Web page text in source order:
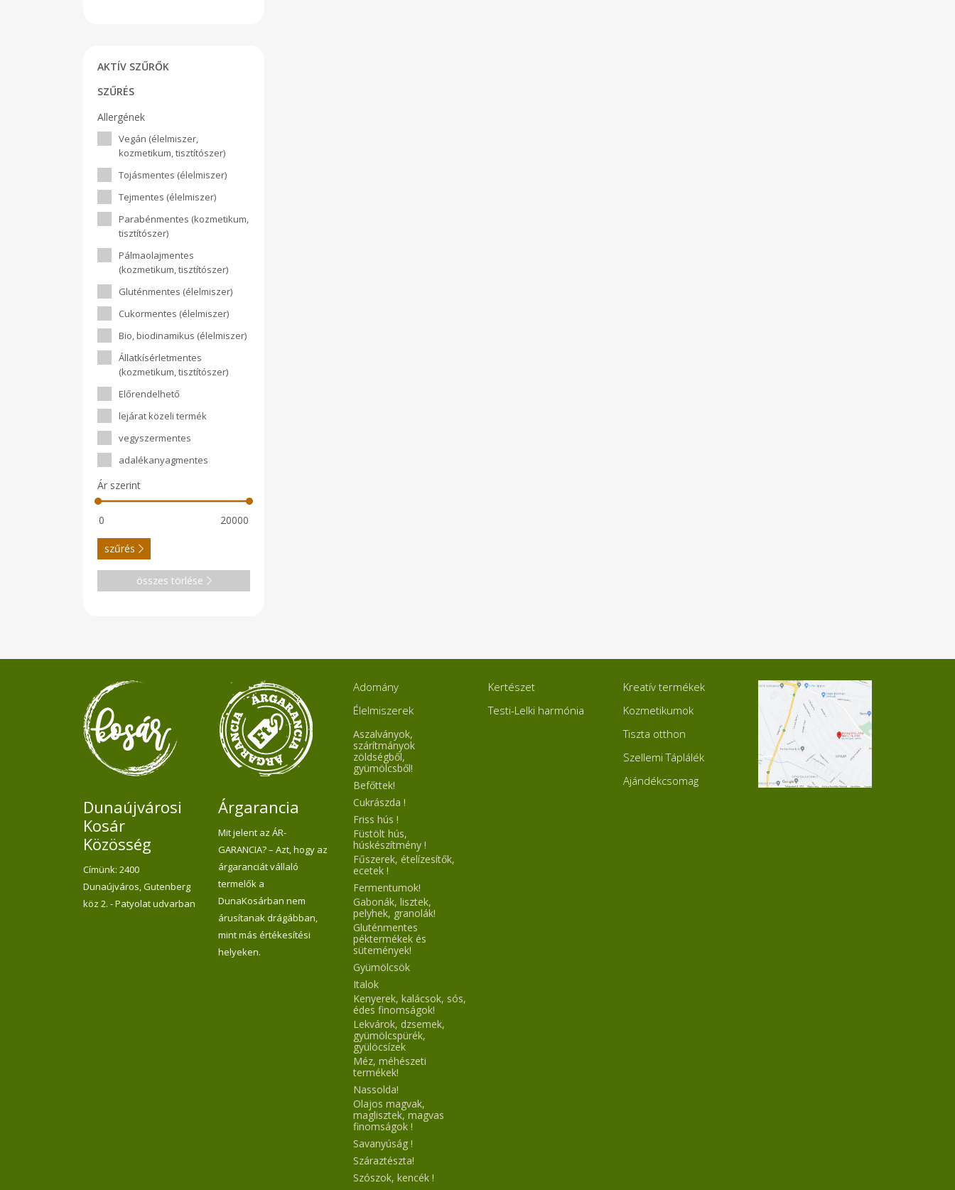
AKTÍV SZŰRŐK
SZŰRÉS
Allergének
Vegán (élelmiszer,
kozmetikum, tisztítószer)
Tojásmentes (élelmiszer)
Tejmentes (élelmiszer)
Parabénmentes (kozmetikum,
tisztítószer)
Pálmaolajmentes
(kozmetikum, tisztítószer)
Gluténmentes (élelmiszer)
Cukormentes (élelmiszer)
Bio, biodinamikus (élelmiszer)
Állatkísérletmentes
(kozmetikum, tisztítószer)
Előrendelhető
lejárat közeli termék
vegyszermentes
adalékanyagmentes
Ár szerint
szűrés
összes törlése
Dunaújvárosi
Kosár
Közösség
Címünk: 2400
Dunaújváros, Gutenberg
köz 2. - Patyolat udvarban
Árgarancia
Mit jelent az ÁR-
GARANCIA? – Azt, hogy az
árgaranciát vállaló
termelők a
DunaKosárban nem
árusítanak drágábban,
mint más értékesítési
helyeken.
Adomány
Élelmiszerek
Aszalványok,
szárítmányok
zöldségből,
gyümölcsből!
Befőttek!
Cukrászda !
Friss hús !
Füstölt hús,
húskészítmény !
Fűszerek, ételízesítők,
ecetek !
Fermentumok!
Gabonák, lisztek,
pelyhek, granolák!
Gluténmentes
péktermékek és
sütemények!
Gyümölcsök
Italok
Kenyerek, kalácsok, sós,
édes finomságok!
Lekvárok, dzsemek,
gyümölcspürék,
gyülöcsízek
Méz, méhészeti
termékek!
Nassolda!
Olajos magvak,
maglisztek, magvas
finomságok !
Savanyúság !
Száraztészta!
Szószok, kencék !
Kertészet
Testi-Lelki harmónia
Kreatív termékek
Kozmetikumok
Tiszta otthon
Szellemi Táplálék
Ajándékcsomag